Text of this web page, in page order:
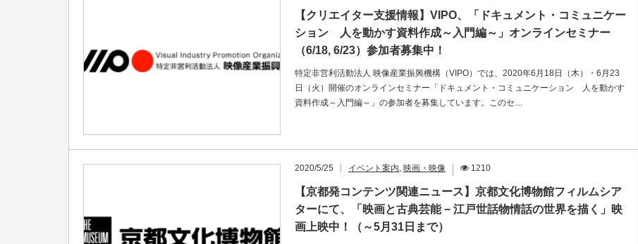
【クリエイター支援情報】VIPO、「ドキュメント・コミュニケー
ション 人を動かす資料作成～入門編～」オンラインセミナー
（6/18, 6/23）参加者募集中！
特定非営利活動法人 映像産業振興機構（VIPO）では、2020年6月18日（木）・6月23
日（火）開催のオンラインセミナー「ドキュメント・コミュニケーション 人を動かす
資料作成～入門編～」の参加者を募集しています。このセ…
2020/5/25 イベント案内, 映画・映像 1210
【京都発コンテンツ関連ニュース】京都文化博物館フィルムシア
ターにて、「映画と古典芸能 − 江戸世話物情話の世界を描く」映
画上映中！（～5月31日まで）